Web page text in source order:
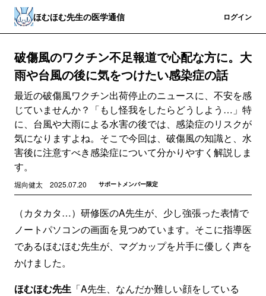
ほむほむ先生の医学通信 ログイン
破傷風のワクチン不足報道で心配な方に。大
雨や台風の後に気をつけたい感染症の話
最近の破傷風ワクチン出荷停止のニュースに、不安を感
じていませんか？「もし怪我をしたらどうしよう…」特
に、台風や大雨による水害の後では、感染症のリスクが
気になりますよね。そこで今回は、破傷風の知識と、水
害後に注意すべき感染症について分かりやすく解説しま
す。
堀向健太 2025.07.20 サポートメンバー限定
（カタカタ…）研修医のA先生が、少し強張った表情で
ノートパソコンの画面を見つめています。そこに指導医
であるほむほむ先生が、マグカップを片手に優しく声を
かけました。
ほむほむ先生 「A先生、なんだか難しい顔をしている